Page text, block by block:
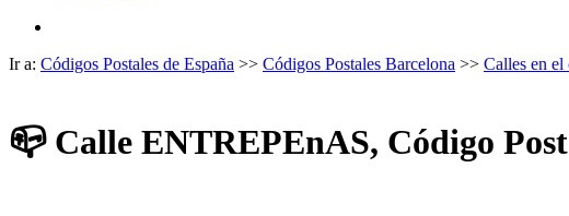
Ir a: Códigos Postales de España >> Códigos Postales Barcelona >> Calles en el
📪 Calle ENTREPEnAS, Código